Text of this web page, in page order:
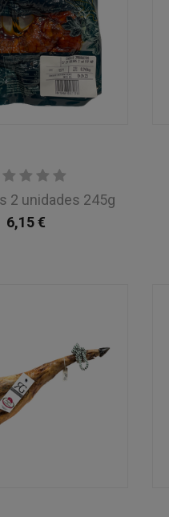
2 unidades 245g
6,15€